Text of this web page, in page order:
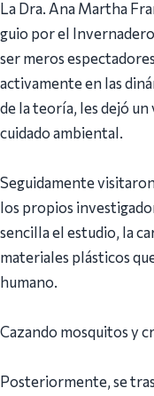
La Dra. Ana Martha
guio por el
ser meros
activamente en las
de la teoría, les dejó
cuidado ambiental.
Seguidamente
los propios
sencilla el estudio, la
materiales plásticos
humano.
Cazando mosquitos y
Posteriormente, se